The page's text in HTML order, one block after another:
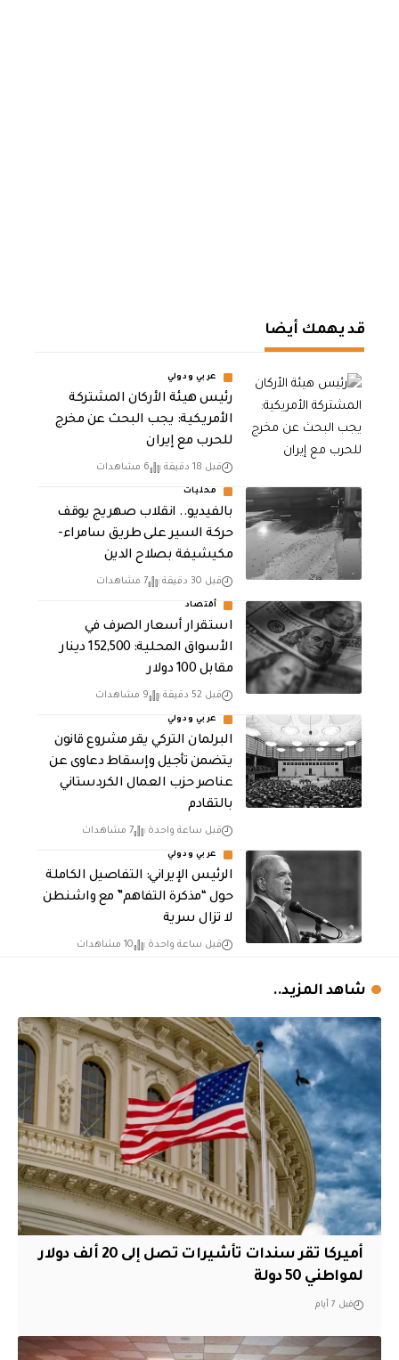
قد يهمك أيضا
عربي ودولي
رئيس هيئة الأركان المشتركة
الأمريكية: يجب البحث عن مخرج
للحرب مع إيران
قبل 18 دقيقة 6 مشاهدات
محليات
بالفيديو.. انقلاب صهريج يوقف
حركة السير على طريق سامراء-
مكيشيفة بصلاح الدين
قبل 30 دقيقة 7 مشاهدات
أقتصاد
استقرار أسعار الصرف في
الأسواق المحلية: 152,500 دينار
مقابل 100 دولار
قبل 52 دقيقة 9 مشاهدات
عربي ودولي
البرلمان التركي يقر مشروع قانون
يتضمن تأجيل وإسقاط دعاوى عن
عناصر حزب العمال الكردستاني
بالتقادم
قبل ساعة واحدة 7 مشاهدات
عربي ودولي
الرئيس الإيراني: التفاصيل الكاملة
حول “مذكرة التفاهم” مع واشنطن
لا تزال سرية
قبل ساعة واحدة 10 مشاهدات
شاهد المزيد..
أميركا تقر سندات تأشيرات تصل إلى 20 ألف دولار
لمواطني 50 دولة
قبل 7 أيام